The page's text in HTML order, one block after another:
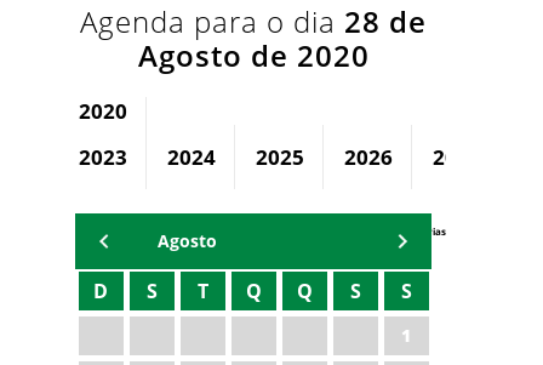
Agenda para o dia 28 de
Agosto de 2020
2020
2023
2024 2025 2026 2027
Agenda Secretárias
Agosto
D S T Q Q S S
1